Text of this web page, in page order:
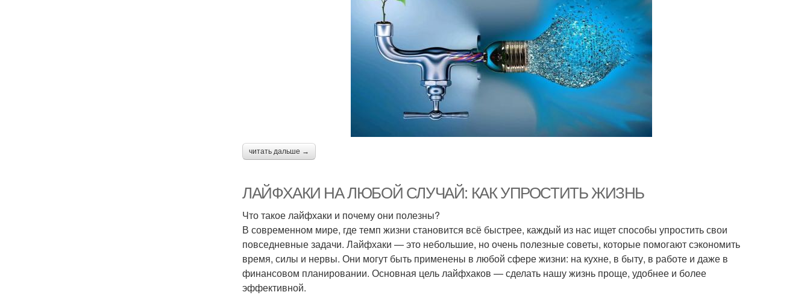
читать дальше →
ЛАЙФХАКИ НА ЛЮБОЙ СЛУЧАЙ: КАК УПРОСТИТЬ ЖИЗНЬ
Что такое лайфхаки и почему они полезны?
В современном мире, где темп жизни становится всё быстрее, каждый из нас ищет способы упростить свои
повседневные задачи. Лайфхаки — это небольшие, но очень полезные советы, которые помогают сэкономить
время, силы и нервы. Они могут быть применены в любой сфере жизни: на кухне, в быту, в работе и даже в
финансовом планировании. Основная цель лайфхаков — сделать нашу жизнь проще, удобнее и более
эффективной.